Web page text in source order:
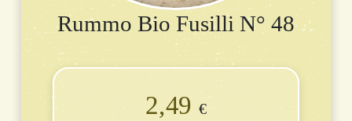
Rummo Bio Fusilli N° 48
2,49 €